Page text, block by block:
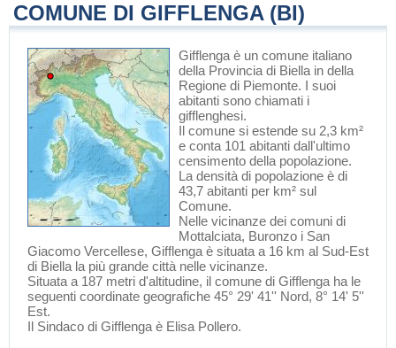
COMUNE DI GIFFLENGA (BI)
Gifflenga è un comune italiano
della Provincia di Biella in della
Regione di Piemonte. I suoi
abitanti sono chiamati i
gifflenghesi.
Il comune si estende su 2,3 km²
e conta 101 abitanti dall'ultimo
censimento della popolazione.
La densità di popolazione è di
43,7 abitanti per km² sul
Comune.
Nelle vicinanze dei comuni di
Mottalciata, Buronzo i San
Giacomo Vercellese, Gifflenga è situata a 16 km al Sud-Est
di Biella la più grande città nelle vicinanze.
Situata a 187 metri d'altitudine, il comune di Gifflenga ha le
seguenti coordinate geografiche 45° 29' 41'' Nord, 8° 14' 5''
Est.
Il Sindaco di Gifflenga è Elisa Pollero.